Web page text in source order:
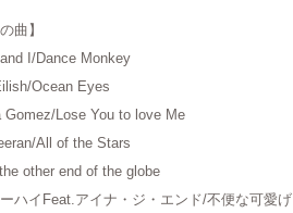
曲】
I/Dance Monkey
Ocean Eyes
Gomez/Lose You to love Me
All of the Stars
other end of the globe
ハイFeat.アイナ・ジ・エンド/不便な可愛げ